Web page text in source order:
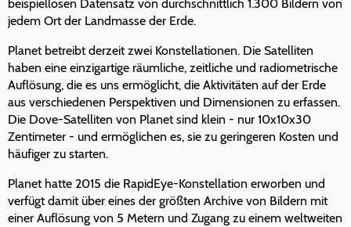
beispiellosen Datensatz von durchschnittlich 1.300 Bildern von
jedem Ort der Landmasse der Erde.
Planet betreibt derzeit zwei Konstellationen. Die Satelliten
haben eine einzigartige räumliche, zeitliche und radiometrische
Auflösung, die es uns ermöglicht, die Aktivitäten auf der Erde
aus verschiedenen Perspektiven und Dimensionen zu erfassen.
Die Dove-Satelliten von Planet sind klein - nur 10x10x30
Zentimeter - und ermöglichen es, sie zu geringeren Kosten und
häufiger zu starten.
Planet hatte 2015 die RapidEye-Konstellation erworben und
verfügt damit über eines der größten Archive von Bildern mit
einer Auflösung von 5 Metern und Zugang zu einem weltweiten